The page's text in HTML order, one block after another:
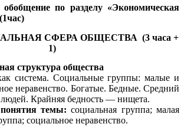
по разделу «Экономическая
СФЕРА ОБЩЕСТВА (3 часа +
1)
структура общества
система. Социальные группы: малые и
неравенство. Богатые. Бедные. Средний
Крайняя бедность — нищета.
темы:социальная группа; малая
социальное неравенство.